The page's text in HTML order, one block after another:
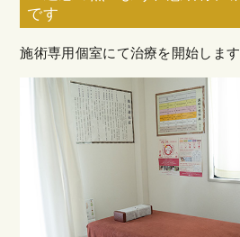
です
施術専用個室にて治療を開始します